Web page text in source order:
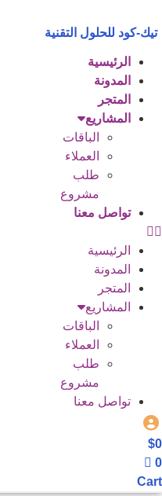
toتيك-كود للحلول التقنية
الرئيسية
المدونة
المتجر
المشاريع
الباقات
العملاء
طلب
مشروع
تواصل معنا
الرئيسية
المدونة
المتجر
المشاريع
الباقات
العملاء
طلب
مشروع
تواصل معنا
$0
0
Cart